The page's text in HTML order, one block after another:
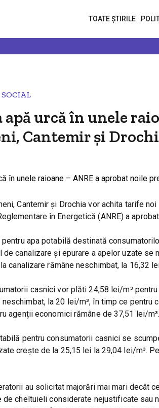
TOATE ȘTIRILE
SOCIAL
urcă în unele
Cantemir și
Cantemir și Drochia vor achita tarife
în Energetică (ANRE) a
pentru apa potabilă destinată
de canalizare și epurare a apelor uzate
canalizare rămâne neschimbat, la 16,32
casnici vor plăti 24,58 lei/m³
la 20 lei/m³, în timp ce
agenții economici rămâne de 37,51 lei/m³.
pentru consumatorii casnici se
crește de la 25,15 lei la 29,04 lei/m³.
au solicitat majorări mai mari decât
de cheltuieli considerate nejustificate